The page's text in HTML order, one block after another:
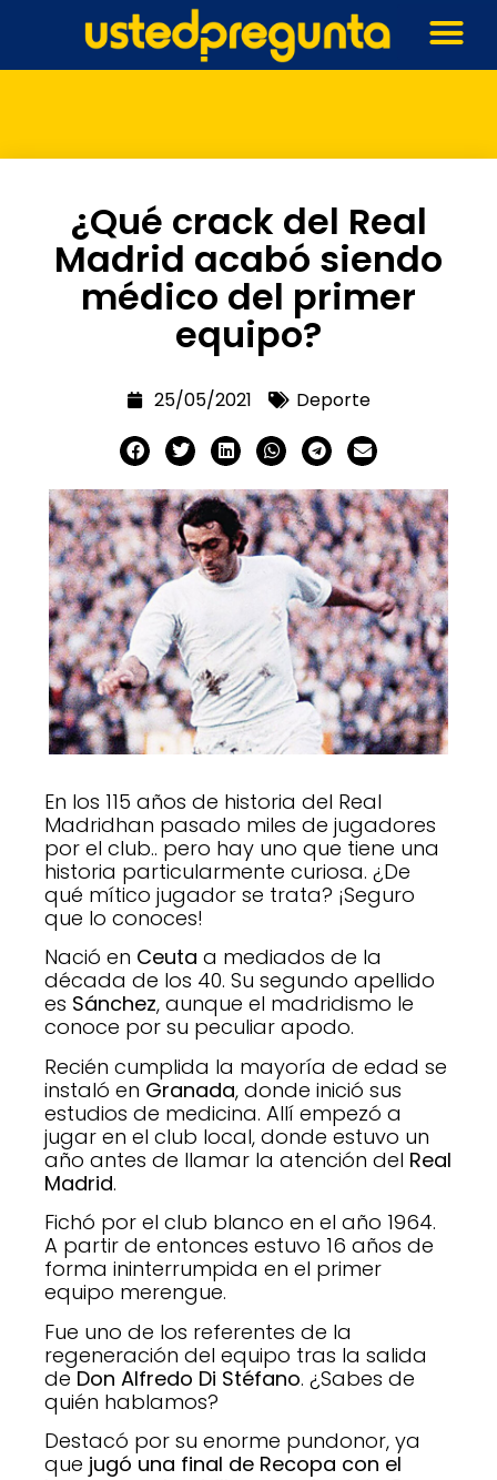
¿Qué crack del Real
Madrid acabó siendo
médico del primer
equipo?
25/05/2021 Deporte
En los 115 años de historia del Real
Madridhan pasado miles de jugadores
por el club.. pero hay uno que tiene una
historia particularmente curiosa. ¿De
qué mítico jugador se trata? ¡Seguro
que lo conoces!
Nació en Ceuta a mediados de la
década de los 40. Su segundo apellido
es Sánchez, aunque el madridismo le
conoce por su peculiar apodo.
Recién cumplida la mayoría de edad se
instaló en Granada, donde inició sus
estudios de medicina. Allí empezó a
jugar en el club local, donde estuvo un
año antes de llamar la atención del Real
Madrid.
Fichó por el club blanco en el año 1964.
A partir de entonces estuvo 16 años de
forma ininterrumpida en el primer
equipo merengue.
Fue uno de los referentes de la
regeneración del equipo tras la salida
de Don Alfredo Di Stéfano. ¿Sabes de
quién hablamos?
Destacó por su enorme pundonor, ya
que jugó una final de Recopa con el